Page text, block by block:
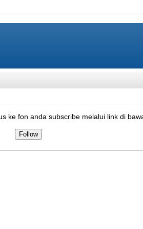
ke fon anda subscribe melalui link di